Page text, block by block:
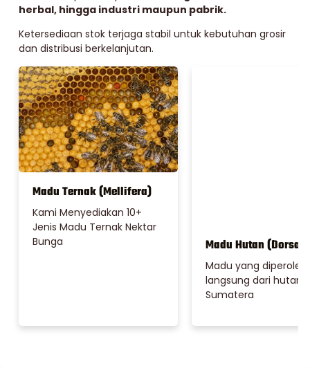
herbal, hingga industri maupun pabrik.
Ketersediaan stok terjaga stabil untuk kebutuhan grosir
dan distribusi berkelanjutan.
Madu Ternak (Mellifera)
Kami Menyediakan 10+
Jenis Madu Ternak Nektar
Bunga
Sumatera